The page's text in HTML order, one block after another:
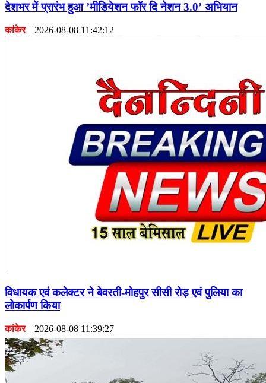
देशभर में प्रारंभ हुआ ’मीडियेशन फॉर दि नेशन 3.0’ अभियान
कांकेर| 2026-08-08 11:42:12
विधायक एवं कलेक्टर ने बेवरती-मोहपुर सीसी रोड़ एवं पुलिया का
लोकार्पण किया
कांकेर| 2026-08-08 11:39:27